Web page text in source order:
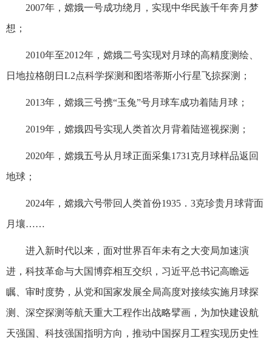
2007年，嫦娥一号成功绕月，实现中华民族千年奔月梦
想；
2010年至2012年，嫦娥二号实现对月球的高精度测绘、
日地拉格朗日L2点科学探测和图塔蒂斯小行星飞掠探测；
2013年，嫦娥三号携“玉兔”号月球车成功着陆月球；
2019年，嫦娥四号实现人类首次月背着陆巡视探测；
2020年，嫦娥五号从月球正面采集1731克月球样品返回
地球；
2024年，嫦娥六号带回人类首份1935．3克珍贵月球背面
月壤……
进入新时代以来，面对世界百年未有之大变局加速演
进，科技革命与大国博弈相互交织，习近平总书记高瞻远
瞩、审时度势，从党和国家发展全局高度对接续实施月球探
测、深空探测等航天重大工程作出战略擘画，为加快建设航
天强国、科技强国指明方向，推动中国探月工程实现历史性